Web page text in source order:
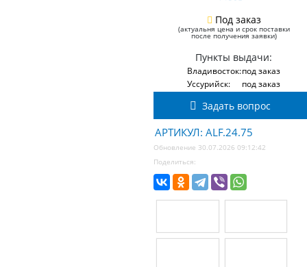
Под заказ
(актуальня цена и срок поставки
после получения заявки)
Пункты выдачи:
Владивосток:под заказ
Уссурийск:
под заказ
Задать вопрос
АРТИКУЛ: ALF.24.75
Обновление 30.07.2026 09:12:42
Поделиться: